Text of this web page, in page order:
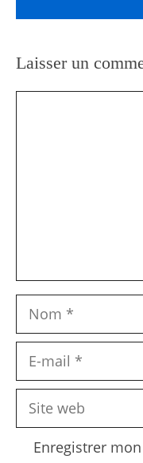
Laisser un
Nom
Site
Enregistrer